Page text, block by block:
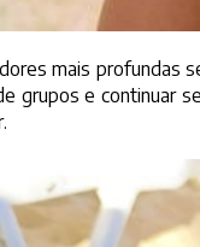
mais profundas
grupos e continuar